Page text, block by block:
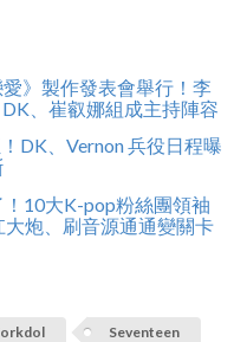
》製作發表會舉行！李
、崔叡娜組成主持陣容
DK、Vernon 兵役日程曝
10大K-pop粉絲團領袖
大炮、刷音源通通變關卡
Seventeen